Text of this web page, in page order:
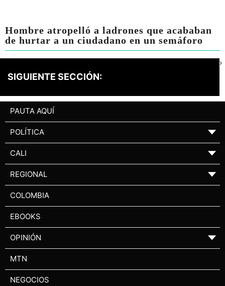
Hombre atropelló a ladrones que acababan
de hurtar a un ciudadano en un semáforo
SIGUIENTE SECCIÓN:
›
PAUTA AQUÍ
POLÍTICA ▼
CALI ▼
REGIONAL ▼
COLOMBIA
EBOOKS
OPINIÓN ▼
MTN
NEGOCIOS